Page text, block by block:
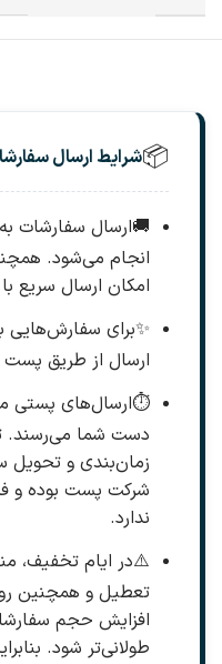
📦شرایط ارسال
🚚ارسال سفارشات
امکان ارسال سریع
✨
ارسال از طریق پست
⏱️
دست شما می‌رسند.
زمان‌بندی و
شرکت پست بوده و
ندارد.
⚠️در ایام تخفیف،
تعطیل و همچنین
افزایش حجم
طولانی‌تر شود.